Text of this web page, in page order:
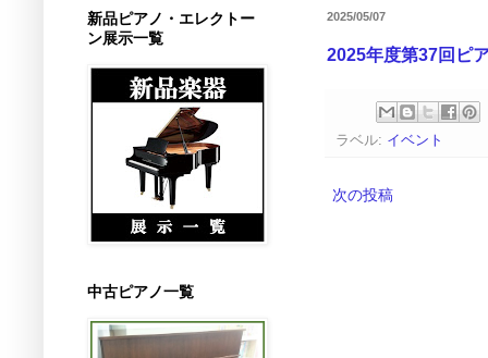
2025/05/07
2025年度第37回ピ
ラベル: イベント
次の投稿
新品ピアノ・エレクトー
ン展示一覧
中古ピアノ一覧